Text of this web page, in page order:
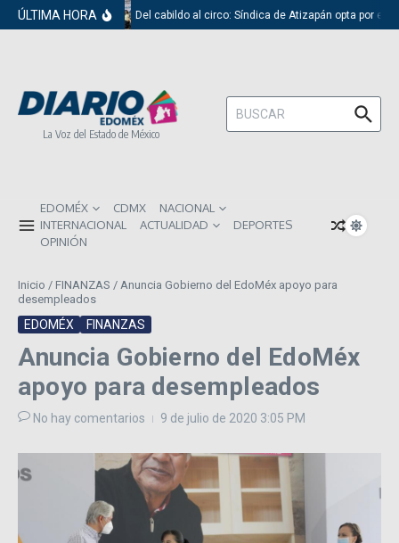
Saltar al contenido
ÚLTIMA HORA Del cabildo al circo: Síndica de Atizapán opta por el
La Voz del Estado de México
Buscar:
EDOMÉX CDMX
NACIONAL
INTERNACIONAL
ACTUALIDAD
DEPORTES
OPINIÓN
Inicio / FINANZAS / Anuncia Gobierno del EdoMéx apoyo para
desempleados
EDOMÉX FINANZAS
Anuncia Gobierno del EdoMéx
apoyo para desempleados
No hay comentarios 9 de julio de 2020 3:05 PM